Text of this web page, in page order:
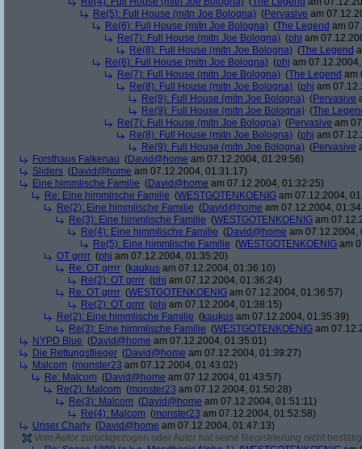
Re(5): Full House (mitn Joe Bologna) (Pervasive am
Re(6): Full House (mitn Joe Bologna) (The Legend am
Re(7): Full House (mitn Joe Bologna) (phj am
Re(8): Full House (mitn Joe Bologna) (The Legend
Re(6): Full House (mitn Joe Bologna) (phj am
Re(7): Full House (mitn Joe Bologna) (The Legend am
Re(8): Full House (mitn Joe Bologna) (phj am
Re(9): Full House (mitn Joe Bologna) (Pervasive
Re(9): Full House (mitn Joe Bologna) (The
Re(7): Full House (mitn Joe Bologna) (Pervasive am
Re(8): Full House (mitn Joe Bologna) (phj am
Re(9): Full House (mitn Joe Bologna) (Pervasive
Forsthaus Falkenau (David@home am 07.12.2004, 01:29:56)
Sliders (David@home am 07.12.2004, 01:31:17)
Eine himmlische Familie (David@home am 07.12.2004, 01:32:25)
Re: Eine himmlische Familie (WESTGOTENKOENIG am 07.12.2004,
Re(2): Eine himmlische Familie (David@home am 07.12.2004,
Re(3): Eine himmlische Familie (WESTGOTENKOENIG am
Re(4): Eine himmlische Familie (David@home am 07.12.2004,
Re(5): Eine himmlische Familie (WESTGOTENKOENIG am
OT grrrr (phj am 07.12.2004, 01:35:20)
Re: OT grrrr (kaukus am 07.12.2004, 01:36:10)
Re(2): OT grrrr (phj am 07.12.2004, 01:36:24)
Re: OT grrrr (WESTGOTENKOENIG am 07.12.2004, 01:36:57)
Re(2): OT grrrr (phj am 07.12.2004, 01:38:15)
Re(2): Eine himmlische Familie (kaukus am 07.12.2004, 01:35:39)
Re(3): Eine himmlische Familie (WESTGOTENKOENIG am
NYPD Blue (David@home am 07.12.2004, 01:35:01)
Die Rettungsflieger (David@home am 07.12.2004, 01:39:27)
Malcom (monster23 am 07.12.2004, 01:43:02)
Re: Malcom (David@home am 07.12.2004, 01:43:57)
Re(2): Malcom (monster23 am 07.12.2004, 01:50:28)
Re(3): Malcom (David@home am 07.12.2004, 01:51:11)
Re(4): Malcom (monster23 am 07.12.2004, 01:52:58)
Unser Charly (David@home am 07.12.2004, 01:47:13)
Vom Autor zurückgezogen oder Autor hat seine Registrierung nicht